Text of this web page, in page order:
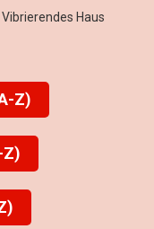
Vibrierendes Haus
Z)
Z)